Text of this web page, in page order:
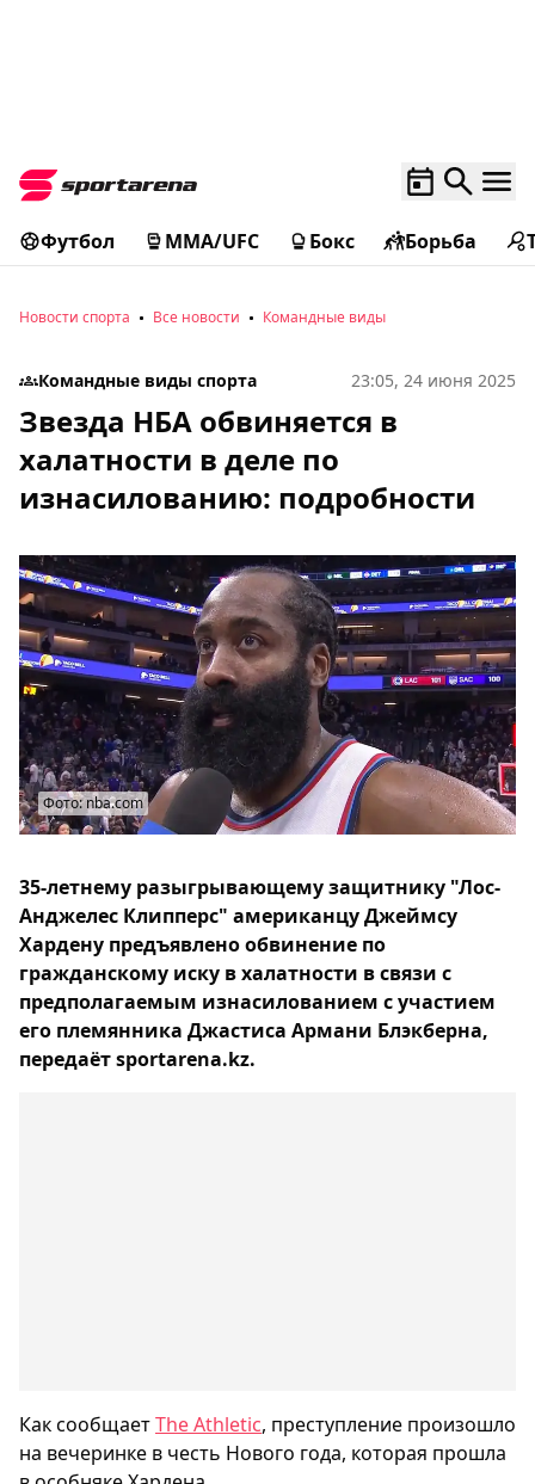
Футбол MMA/UFC Бокс Борьба
Новости спорта Все новости Командные виды
Командные виды спорта 23:05, 24 июня 2025
Звезда НБА обвиняется в
халатности в деле по
изнасилованию: подробности
Фото: nba.com
35-летнему разыгрывающему защитнику "Лос-
Анджелес Клипперс" американцу Джеймсу
Хардену предъявлено обвинение по
гражданскому иску в халатности в связи с
предполагаемым изнасилованием с участием
его племянника Джастиса Армани Блэкберна,
передаёт sportarena.kz.
Как сообщаетThe Athletic, преступление произошло
на вечеринке в честь Нового года, которая прошла